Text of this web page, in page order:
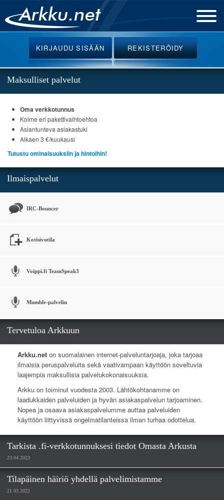
Etusivu
Uutiset
Palvelut
Ohjeet
Keskustelu
Webmail
KIRJAUDUSISÄÄN REKISTERÖIDY
Maksulliset palvelut
Oma verkkotunnus
Kolme eri pakettivaihtoehtoa
Asiantunteva asiakastuki
Alkaen 3 €/kuukausi
Tutustu ominaisuuksiin ja hintoihin!
Ilmaispalvelut
IRC-Bouncer
Kotisivutila
Voippi.fi TeamSpeak3
Mumble-palvelin
Tervetuloa Arkkuun
Arkku.net on suomalainen internet-palveluntarjoaja, joka tarjoaa
ilmaisia peruspalveluita sekä vaativampaan käyttöön soveltuvia
laajempia maksullisia palvelukokonaisuuksia.
Arkku on toiminut vuodesta 2003. Lähtökohtanamme on
laadukkaiden palveluiden ja hyvän asiakaspalvelun tarjoaminen.
Nopea ja osaava asiakaspalvelumme auttaa palveluiden
käyttöön liittyvissä ongelmatilanteissa ilman turhaa odottelua.
Tarkista .fi-verkkotunnuksesi tiedot Omasta Arkusta
23.04.2023
Tilapäinen häiriö yhdellä palvelimistamme
21.03.2022